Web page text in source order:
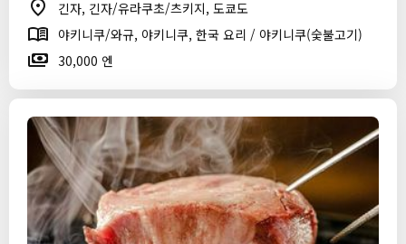
긴자, 긴자/유라쿠초/츠키지, 도쿄도
야키니쿠/와규, 야키니쿠, 한국 요리 / 야키니쿠(숯불고기)
30,000 엔